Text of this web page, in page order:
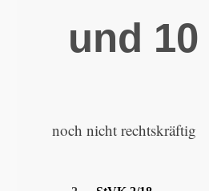
und
noch nicht rechtskräftig